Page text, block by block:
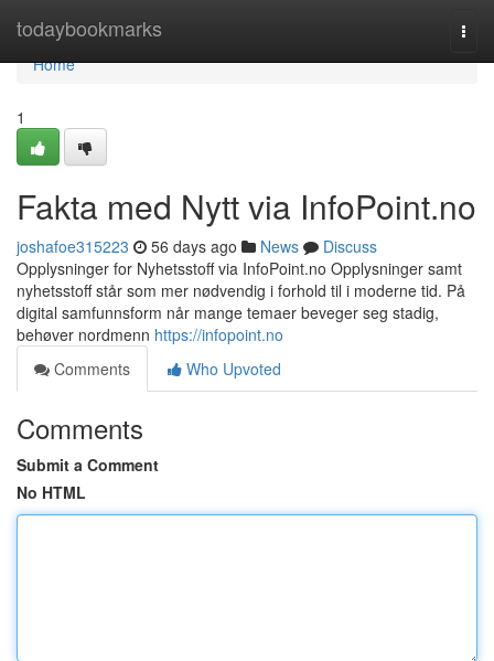
todaybookmarks
Home
Home
1
Fakta med Nytt via InfoPoint.no
joshafoe315223 56 days ago News
Discuss
Opplysninger for Nyhetsstoff via InfoPoint.no Opplysninger samt
nyhetsstoff står som mer nødvendig i forhold til i moderne tid. På
digital samfunnsform når mange temaer beveger seg stadig,
behøver nordmenn https://infopoint.no
Comments
Who Upvoted
Comments
Submit a Comment
No HTML